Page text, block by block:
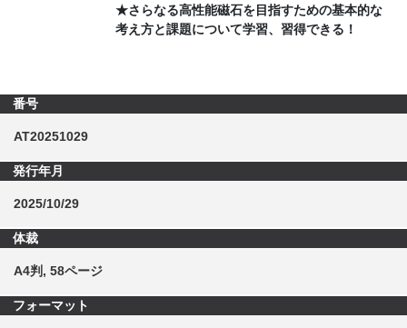
★さらなる高性能磁石を目指すための基本的な
考え方と課題について学習、習得できる！
番号
AT20251029
発行年月
2025/10/29
体裁
A4判, 58ページ
フォーマット